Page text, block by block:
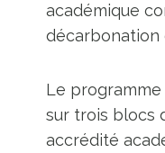
académique
décarbonation
Le
sur trois blocs
accrédité